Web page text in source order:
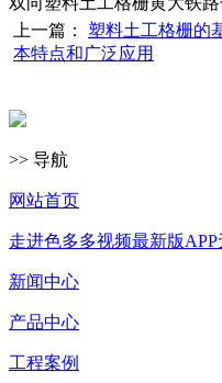
上一篇： 塑料土工格栅的
本特点和广泛应用
>> 导航
网站首页
走进色多多视频最新版APP
新闻中心
产品中心
工程案例